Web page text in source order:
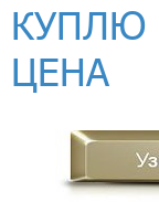
КУПЛЮ
ЦЕНА